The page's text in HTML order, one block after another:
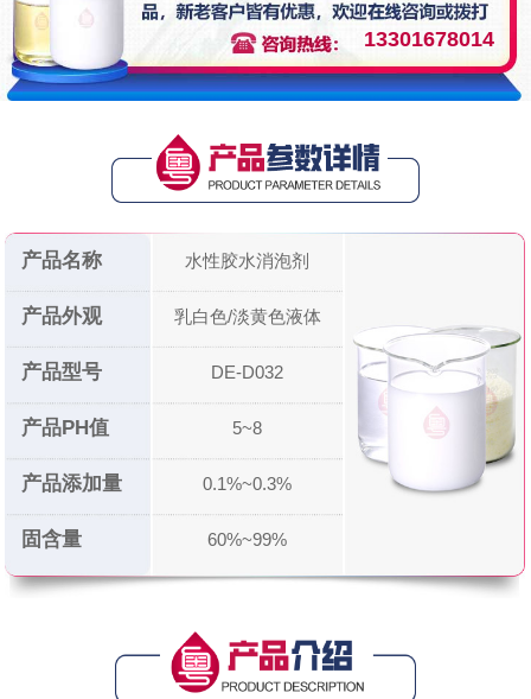
13301678014
产品名称
产品外观
产品型号
产品PH值
产品添加量
固含量
水性胶水消泡剂
乳白色/淡黄色液体
DE-D032
5~8
0.1%~0.3%
60%~99%